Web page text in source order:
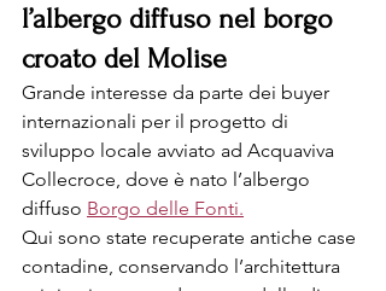
l’albergo diffuso nel borgo
croato del Molise
Grande interesse da parte dei buyer
internazionali per il progetto di
sviluppo locale avviato ad Acquaviva
Collecroce, dove è nato l’albergo
diffuso Borgo delle Fonti.
Qui sono state recuperate antiche case
contadine, conservando l’architettura